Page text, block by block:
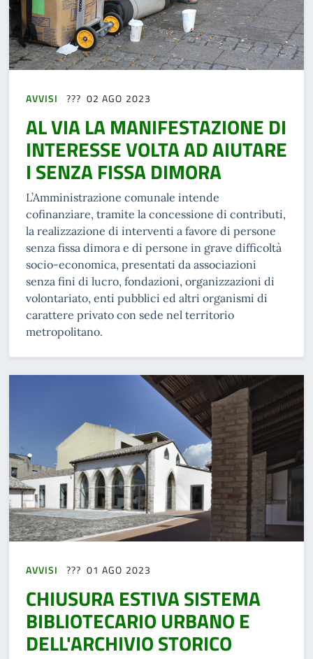
AVVISI 02 AGO 2023
AL VIA LA MANIFESTAZIONE DI
INTERESSE VOLTA AD AIUTARE
I SENZA FISSA DIMORA
L’Amministrazione comunale intende
cofinanziare, tramite la concessione di contributi,
la realizzazione di interventi a favore di persone
senza fissa dimora e di persone in grave difficoltà
socio-economica, presentati da associazioni
senza fini di lucro, fondazioni, organizzazioni di
volontariato, enti pubblici ed altri organismi di
carattere privato con sede nel territorio
metropolitano.
AVVISI 01 AGO 2023
CHIUSURA ESTIVA SISTEMA
BIBLIOTECARIO URBANO E
DELL'ARCHIVIO STORICO